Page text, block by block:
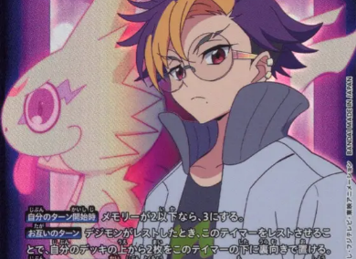
【BT-25】DUAL REVOLUTION
【AD-01】DIGIMON GENERATION
【BT-24】TIME STRANGER
【BT-23】HACKERS' SLUMBER
【BT-22】CYBER EDEN
【BT-21】WORLD CONVERGENCE
【BT-20】OVER THE X